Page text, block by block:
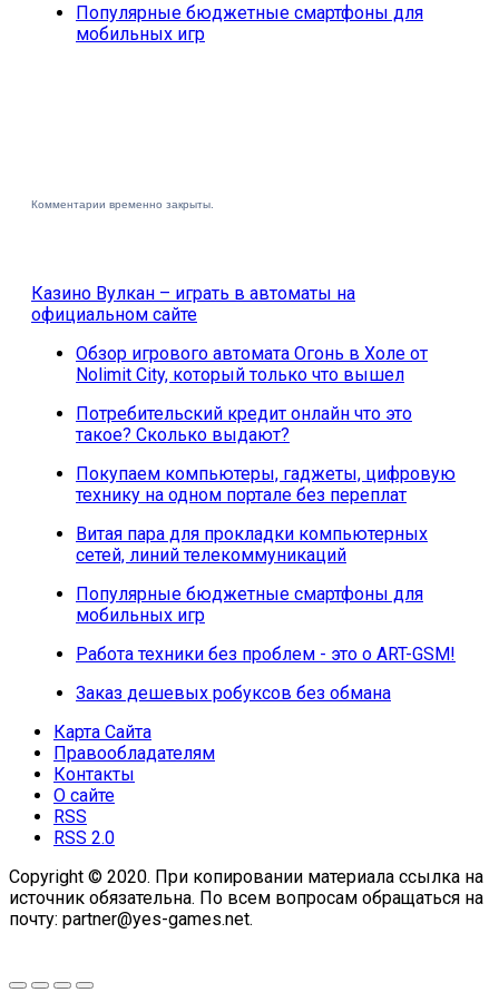
Популярные бюджетные смартфоны для
мобильных игр
Комментарии временно закрыты.
Казино Вулкан – играть в автоматы на
официальном сайте
Обзор игрового автомата Огонь в Холе от
Nolimit City, который только что вышел
Потребительский кредит онлайн что это
такое? Сколько выдают?
Покупаем компьютеры, гаджеты, цифровую
технику на одном портале без переплат
Витая пара для прокладки компьютерных
сетей, линий телекоммуникаций
Популярные бюджетные смартфоны для
мобильных игр
Работа техники без проблем - это о ART-GSM!
Заказ дешевых робуксов без обмана
Карта Сайта
Правообладателям
Контакты
О сайте
RSS
RSS 2.0
Copyright © 2020. При копировании материала ссылка на
источник обязательна. По всем вопросам обращаться на
почту: partner@yes-games.net.